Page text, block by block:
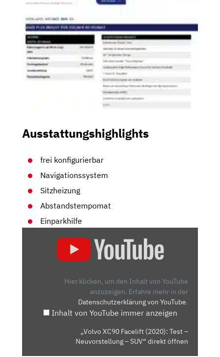
Ausstattungshighlights
frei konfigurierbar
Navigationssystem
Sitzheizung
Abstandstempomat
Einparkhilfe
NEUVORSTELLUNG
Hier klicken, um den Inhalt von YouTube
anzuzeigen. Erfahre mehr in der
Datenschutzerklärung von YouTube.
Inhalt von YouTube immer anzeigen
„Volvo XC90 Facelift (2020): Test –
Neuvorstellung – SUV“ direkt öffnen